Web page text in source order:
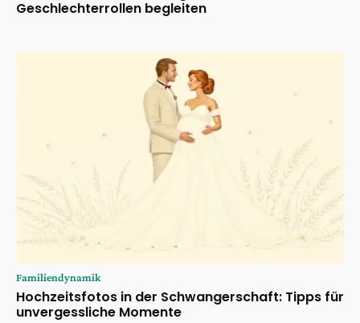
Geschlechterrollen begleiten
Familiendynamik
Hochzeitsfotos in der Schwangerschaft: Tipps für
unvergessliche Momente